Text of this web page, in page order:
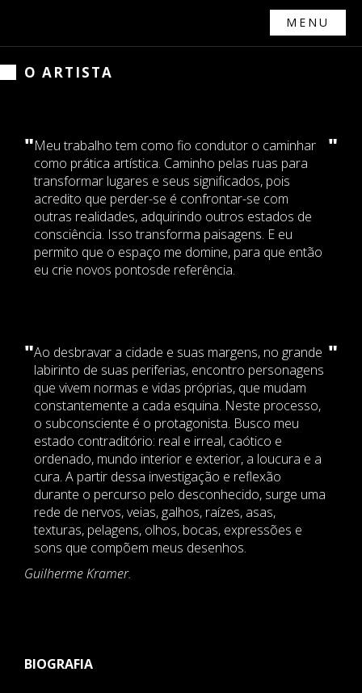
MENU
O ARTISTA
"Meu trabalho tem como fio condutor o caminhar
como prática artística. Caminho pelas ruas para
transformar lugares e seus significados, pois
acredito que perder-se é confrontar-se com
outras realidades, adquirindo outros estados de
consciência. Isso transforma paisagens. E eu
permito que o espaço me domine, para que então
eu crie novos pontosde referência.
"
"Ao desbravar a cidade e suas margens, no grande
labirinto de suas periferias, encontro personagens
que vivem normas e vidas próprias, que mudam
constantemente a cada esquina. Neste processo,
o subconsciente é o protagonista. Busco meu
estado contraditório: real e irreal, caótico e
ordenado, mundo interior e exterior, a loucura e a
cura. A partir dessa investigação e reflexão
durante o percurso pelo desconhecido, surge uma
rede de nervos, veias, galhos, raízes, asas,
texturas, pelagens, olhos, bocas, expressões e
sons que compõem meus desenhos.
"
Guilherme Kramer.
BIOGRAFIA